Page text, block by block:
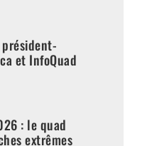
président-
et InfoQuad
: le quad
extrêmes